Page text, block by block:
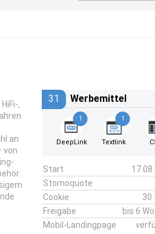
,
an
von
31 Werbemittel
1
DeepLink
1
Textlink
Start
Stornoquote
Cookie
30
Freigabe
bis 6
Mobil-Landingpage